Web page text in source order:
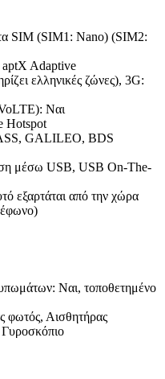
SIM (SIM1: Nano) (SIM2:
Adaptive
ελληνικές ζώνες), 3G:
Ναι
Hotspot
GALILEO, BDS
μέσω USB, USB On-The-
εξαρτάται από την χώρα
Ναι, τοποθετημένο
φωτός, Αισθητήρας
Γυροσκόπιο